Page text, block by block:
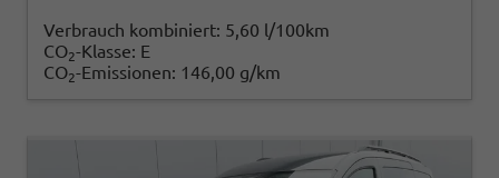
Verbrauch kombiniert: 5,60 l/100km
CO2-Klasse: E
CO2-Emissionen: 146,00 g/km